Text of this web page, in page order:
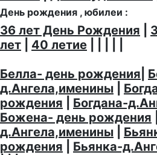
День рождения , юбилеи :
36 лет День Рождения
лет
40 летие
Белла- день рождения
д.Ангела,именины
рождения
Богдана-
Божена- день рождения
д.Ангела,именины
рождения
Бьянка-